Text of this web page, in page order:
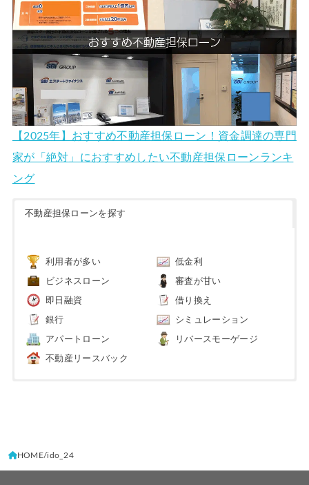
【2025年】おすすめ不動産担保ローン！資金調達の専門
家が「絶対」におすすめしたい不動産担保ローンランキ
ング
不動産担保ローンを探す
利用者が多い 低金利
ビジネスローン 審査が甘い
即日融資 借り換え
銀行 シミュレーション
アパートローン リバースモーゲージ
不動産リースバック
HOME ido_24